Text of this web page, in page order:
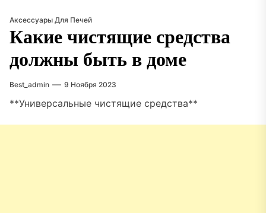
Аксессуары Для Печей
Какие чистящие средства
должны быть в доме
Best_admin 9 Ноября 2023
**Универсальные чистящие средства**